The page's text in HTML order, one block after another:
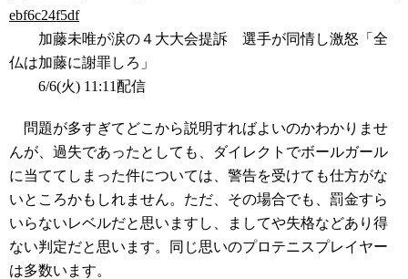
ebf6c24f5df
加藤未唯が涙の４大大会提訴 選手が同情し激怒「全
仏は加藤に謝罪しろ」
6/6(火) 11:11配信
問題が多すぎてどこから説明すればよいのかわかりませ
んが、過失であったとしても、ダイレクトでボールガール
に当ててしまった件については、警告を受けても仕方がな
いところかもしれません。ただ、その場合でも、罰金すら
いらないレベルだと思いますし、ましてや失格などあり得
ない判定だと思います。同じ思いのプロテニスプレイヤー
は多数います。